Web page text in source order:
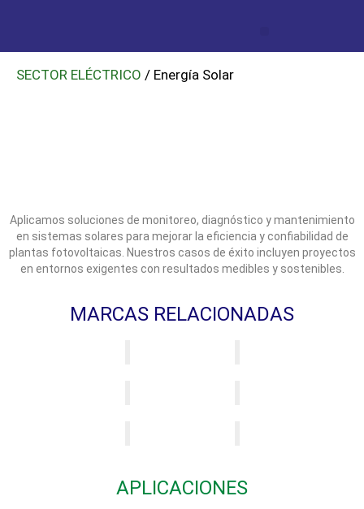
SECTOR ELÉCTRICO / Energía Solar
Aplicamos soluciones de monitoreo, diagnóstico y mantenimiento
en sistemas solares para mejorar la eficiencia y confiabilidad de
plantas fotovoltaicas. Nuestros casos de éxito incluyen proyectos
en entornos exigentes con resultados medibles y sostenibles.
MARCAS RELACIONADAS
APLICACIONES